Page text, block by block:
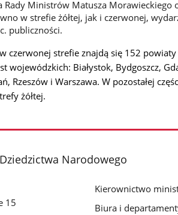
Rady Ministrów Matusza Morawieckiego
w strefie żółtej, jak i czerwonej,
publiczności.
czerwonej strefie znajdą się 152
Białystok, Bydgoszcz,
Rzeszów i Warszawa. W pozostałej
żółtej.
Narodowego
15
Kierownictwo
Biura i